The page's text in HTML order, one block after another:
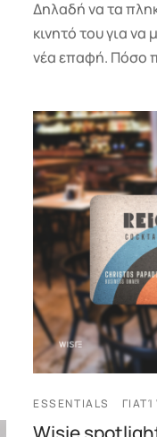
Δηλαδή να τα
κινητό του για
νέα επαφή. Πόσο
ESSENTIALS